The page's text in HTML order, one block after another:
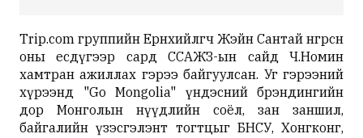
Trip.com группийн Ерөнхийлөгч Жэйн Сантай өнгөрсөн
оны есдүгээр сард ССАЖЗ-ын сайд Ч.Номин
хамтран ажиллах гэрээ байгуулсан. Уг гэрээний
хүрээнд "Go Mongolia" үндэсний брэндингийн
дор Монголын нүүдлийн соёл, зан заншил,
байгалийн үзэсгэлэнт тогтцыг БНСУ, Хонгконг,